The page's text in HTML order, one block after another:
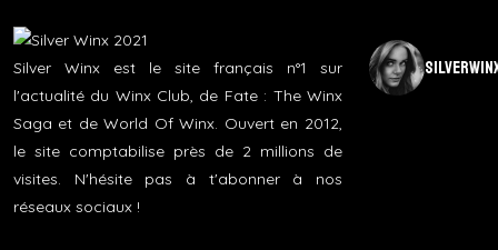
Silver Winx est le site français n°1 sur
l'actualité du Winx Club, de Fate : The Winx
Saga et de World Of Winx. Ouvert en 2012,
le site comptabilise près de 2 millions de
visites. N'hésite pas à t'abonner à nos
réseaux sociaux !